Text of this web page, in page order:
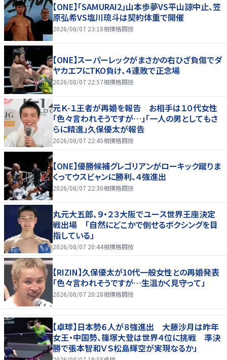
【ONE】「SAMURAI2」山本歩夢VS平山諒中止、笠
原弘希VS塩川琉斗は契約体重で開催
2026/08/07 23:18相撲格闘技
【ONE】スーパーレックがまさかの右ひざ負傷でダ
ヤカエフにTKO負け、４連敗で正念場
2026/08/07 22:57相撲格闘技
元Ｋ-１王者が再婚を報告 お相手は１０代女性
「色々言われそうですが…」「一人の男としてもさ
らに精進」久保優太が報告
2026/08/07 22:45相撲格闘技
【ONE】優勝候補グレゴリアンがローキック蹴りま
くってウスビャンに勝利、４強進出
2026/08/07 22:30相撲格闘技
丸元大五郎、９・２３大阪でユース世界王座決定
戦出場 「自然にどこかで倒せるボクシングを目
指している」
2026/08/07 20:44相撲格闘技
【RIZIN】久保優太が10代一般女性との再婚発表
「色々言われそうですが…生温かく見守って」
2026/08/07 20:28相撲格闘技
【卓球】日本勢６人が８強進出 大藤沙月は昨年
女王・中国勢、篠塚大登は世界４位に挑戦 準決
勝で張本智和ＶＳ松島輝空が実現なるか」